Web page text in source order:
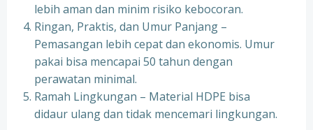
lebih aman dan minim risiko kebocoran.
Ringan, Praktis, dan Umur Panjang –
Pemasangan lebih cepat dan ekonomis. Umur
pakai bisa mencapai 50 tahun dengan
perawatan minimal.
Ramah Lingkungan – Material HDPE bisa
didaur ulang dan tidak mencemari lingkungan.